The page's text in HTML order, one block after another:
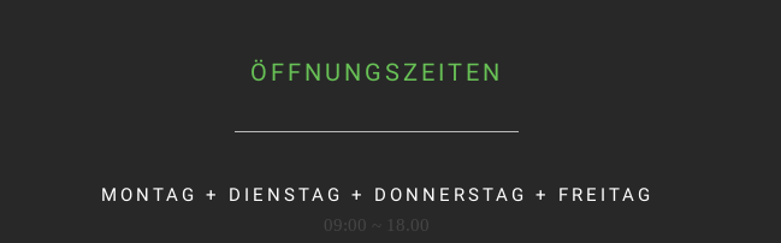
ÖFFNUNGSZEITEN
MONTAG + DIENSTAG + DONNERSTAG + FREITAG
09:00 ~ 18.00